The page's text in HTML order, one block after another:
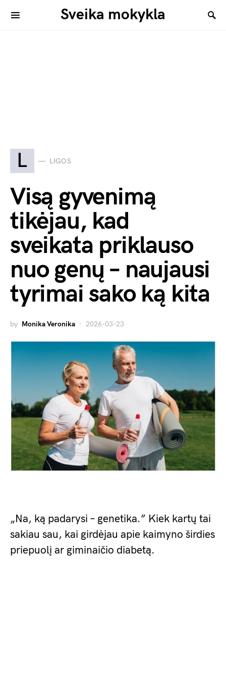
Sveika mokykla
L LIGOS
Visą gyvenimą
tikėjau, kad
sveikata priklauso
nuo genų – naujausi
tyrimai sako ką kita
by Monika Veronika 2026-03-23
„Na, ką padarysi – genetika.” Kiek kartų tai
sakiau sau, kai girdėjau apie kaimyno širdies
priepuolį ar giminaičio diabetą.